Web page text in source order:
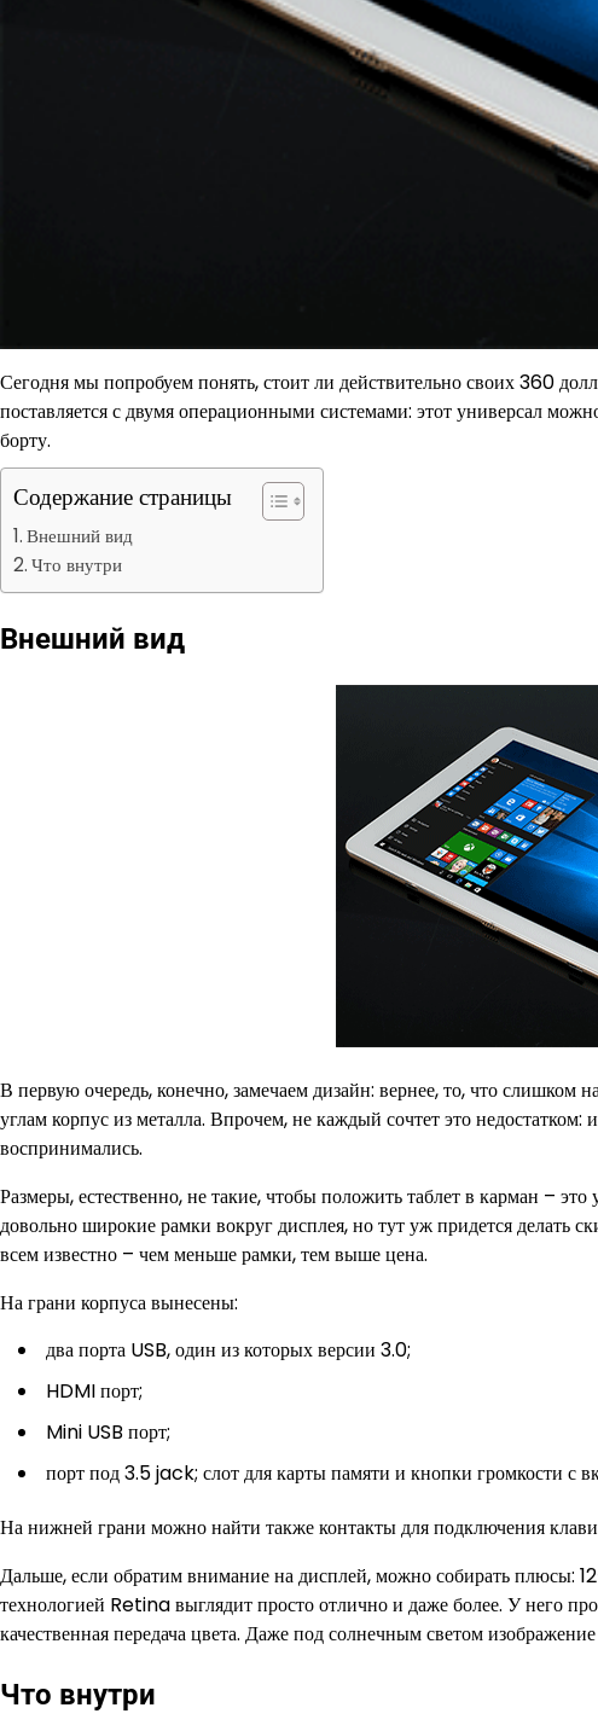
Сегодня мы попробуем понять, стоит ли действительно своих 360
поставляется с двумя операционными системами: этот универсал
борту.
Содержание страницы
Внешний вид
Что внутри
Внешний вид
В первую очередь, конечно, замечаем дизайн: вернее, то, что
углам корпус из металла. Впрочем, не каждый сочтет это
воспринимались.
Размеры, естественно, не такие, чтобы положить таблет в карман –
довольно широкие рамки вокруг дисплея, но тут уж придется делать
всем известно – чем меньше рамки, тем выше цена.
На грани корпуса вынесены:
два порта USB, один из которых версии 3.0;
HDMI порт;
Mini USB порт;
порт под 3.5 jack; слот для карты памяти и кнопки громкости с
На нижней грани можно найти также контакты для подключения
Дальше, если обратим внимание на дисплей, можно собирать
технологией Retina выглядит просто отлично и даже более. У него
качественная передача цвета. Даже под солнечным светом
Что внутри